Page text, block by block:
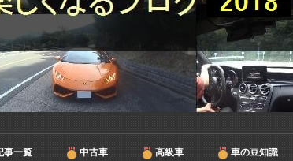
事一覧 中古車 高級車 車の豆知識